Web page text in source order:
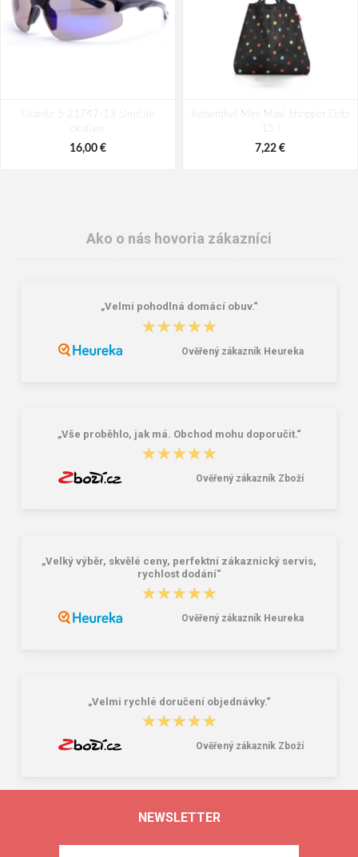
Granite 5 21747-13 Slnečné
okuliare
16,00 €
Reisenthel Mini Maxi Shopper Dots
15 l
7,22 €
Ako o nás hovoria zákazníci
„Velmi pohodlná domácí obuv.“
★★★★★
★★★★★
Ověřený zákazník Heureka
„Vše proběhlo, jak má. Obchod mohu doporučit.“
★★★★★
★★★★★
Ověřený zákazník Zboží
„Velký výběr, skvělé ceny, perfektní zákaznický servis,
rychlost dodání“
★★★★★
★★★★★
Ověřený zákazník Heureka
„Velmi rychlé doručení objednávky.“
★★★★★
★★★★★
Ověřený zákazník Zboží
NEWSLETTER